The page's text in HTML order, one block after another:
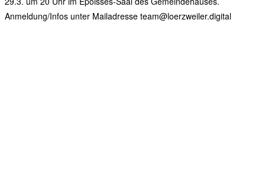
Anmeldung/Infos unter Mailadresse team@loerzweiler.digital